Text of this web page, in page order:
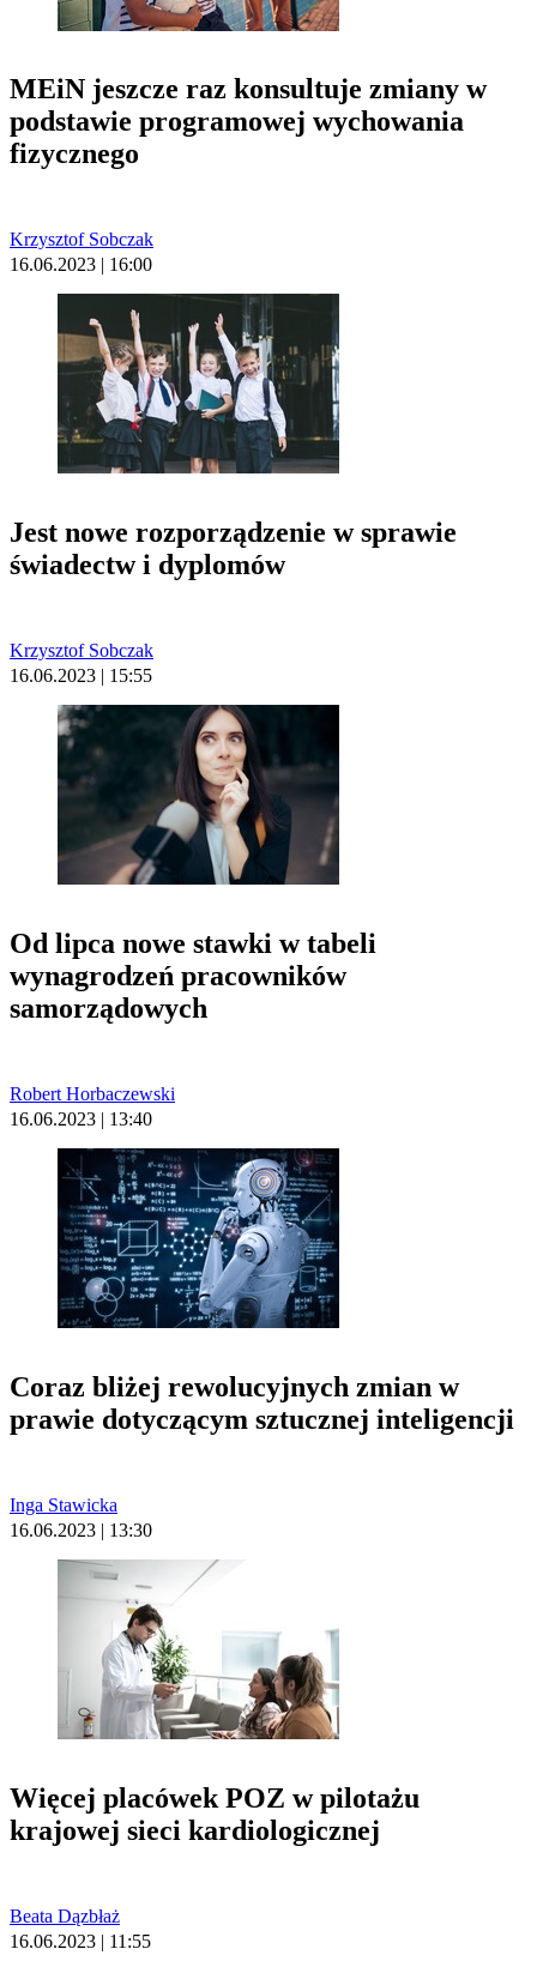
MEiN jeszcze raz konsultuje zmiany w
podstawie programowej wychowania
fizycznego
Krzysztof Sobczak
16.06.2023 | 16:00
Jest nowe rozporządzenie w sprawie
świadectw i dyplomów
Krzysztof Sobczak
16.06.2023 | 15:55
Od lipca nowe stawki w tabeli
wynagrodzeń pracowników
samorządowych
Robert Horbaczewski
16.06.2023 | 13:40
Coraz bliżej rewolucyjnych zmian w
prawie dotyczącym sztucznej inteligencji
Inga Stawicka
16.06.2023 | 13:30
Więcej placówek POZ w pilotażu
krajowej sieci kardiologicznej
Beata Dązbłaż
16.06.2023 | 11:55